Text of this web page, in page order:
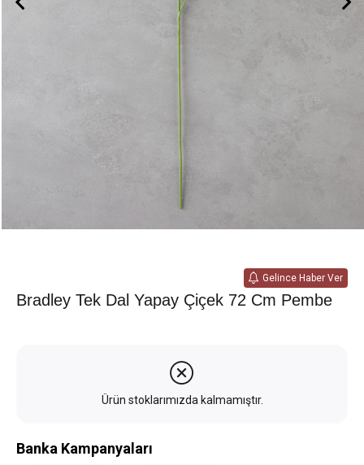
Gelince Haber Ver
Bradley Tek Dal Yapay Çiçek 72 Cm Pembe
Ürün stoklarımızda kalmamıştır.
Banka Kampanyaları